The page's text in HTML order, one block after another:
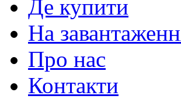
Де купити
На
Про нас
Контакти